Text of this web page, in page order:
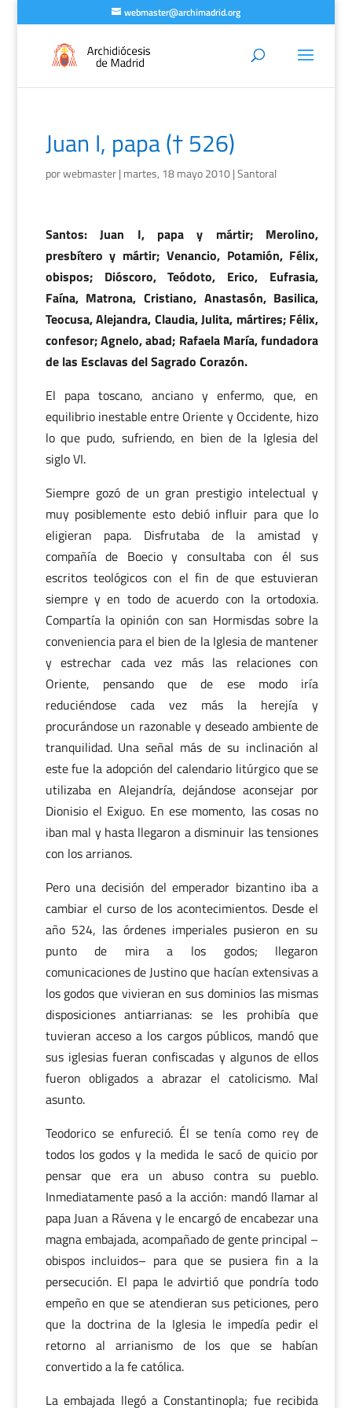
webmaster@archimadrid.org
Juan I, papa († 526)
porwebmaster| martes, 18 mayo 2010|Santoral
Santos: Juan I, papa y mártir; Merolino,
presbítero y mártir; Venancio, Potamión, Félix,
obispos; Dióscoro, Teódoto, Erico, Eufrasia,
Faína, Matrona, Cristiano, Anastasón, Basilica,
Teocusa, Alejandra, Claudia, Julita, mártires; Félix,
confesor; Agnelo, abad; Rafaela María, fundadora
de las Esclavas del Sagrado Corazón.
El papa toscano, anciano y enfermo, que, en
equilibrio inestable entre Oriente y Occidente, hizo
lo que pudo, sufriendo, en bien de la Iglesia del
siglo VI.
Siempre gozó de un gran prestigio intelectual y
muy posiblemente esto debió influir para que lo
eligieran papa. Disfrutaba de la amistad y
compañía de Boecio y consultaba con él sus
escritos teológicos con el fin de que estuvieran
siempre y en todo de acuerdo con la ortodoxia.
Compartía la opinión con san Hormisdas sobre la
conveniencia para el bien de la Iglesia de mantener
y estrechar cada vez más las relaciones con
Oriente, pensando que de ese modo iría
reduciéndose cada vez más la herejía y
procurándose un razonable y deseado ambiente de
tranquilidad. Una señal más de su inclinación al
este fue la adopción del calendario litúrgico que se
utilizaba en Alejandría, dejándose aconsejar por
Dionisio el Exiguo. En ese momento, las cosas no
iban mal y hasta llegaron a disminuir las tensiones
con los arrianos.
Pero una decisión del emperador bizantino iba a
cambiar el curso de los acontecimientos. Desde el
año 524, las órdenes imperiales pusieron en su
punto de mira a los godos; llegaron
comunicaciones de Justino que hacían extensivas a
los godos que vivieran en sus dominios las mismas
disposiciones antiarrianas: se les prohibía que
tuvieran acceso a los cargos públicos, mandó que
sus iglesias fueran confiscadas y algunos de ellos
fueron obligados a abrazar el catolicismo. Mal
asunto.
Teodorico se enfureció. Él se tenía como rey de
todos los godos y la medida le sacó de quicio por
pensar que era un abuso contra su pueblo.
Inmediatamente pasó a la acción: mandó llamar al
papa Juan a Rávena y le encargó de encabezar una
magna embajada, acompañado de gente principal –
obispos incluidos– para que se pusiera fin a la
persecución. El papa le advirtió que pondría todo
empeño en que se atendieran sus peticiones, pero
que la doctrina de la Iglesia le impedía pedir el
retorno al arrianismo de los que se habían
convertido a la fe católica.
La embajada llegó a Constantinopla; fue recibida